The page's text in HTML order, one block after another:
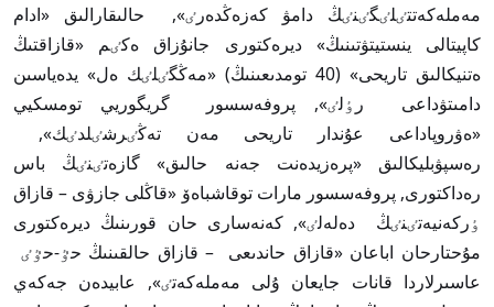
مەملەكەتتٸلٸگٸنٸڭ دامۋ كەزەڭدەرٸ», حالىقارالىق «ادام
كاپيتالى ينستيتۋتىنىڭ» ديرەكتورى جانۇزاق ەكٸم «قازاقتىڭ
ەتنيكالىق تاريحى» (40 تومدىعىنىڭ) «مەڭگٸلٸك ەل» يدەياسىن
دامىتۋداعى رٶلٸ», پروفەسسور گريگوريي تومسكيي
«ەۋروپاداعى عۇندار تاريحى مەن تەڭٸرشٸلدٸك»,
رەسپۋبليكالىق «پرەزيدەنت جەنە حالىق» گازەتٸنٸڭ باس
رەداكتورى, پروفەسسور مارات توقاشباەۆ «قاڭلى جازۋى – قازاق
ٶركەنيەتٸنٸڭ دەلەلٸ», كەنەسارى حان قورىنىڭ ديرەكتورى
مۇحتارحان اباعان «قازاق حاندىعى – قازاق حالقىنىڭ حٷ-حٷٸ
عاسىرلاردا قانات جايعان ۇلى مەملەكەتٸ», عابيدەن جەكەي